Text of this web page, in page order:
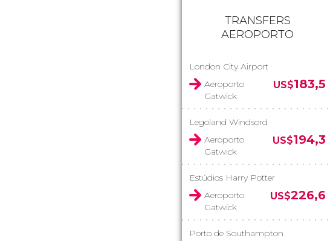
TRANSFERS
AEROPORTO
London City Airport
Aeroporto
Gatwick
US$183,5
Legoland Windsord
Aeroporto
Gatwick
US$194,3
Estúdios Harry Potter
Aeroporto
Gatwick
US$226,6
Porto de Southampton